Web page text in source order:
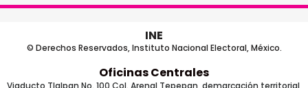
INE
© Derechos Reservados, Instituto Nacional Electoral, México.
Oficinas Centrales